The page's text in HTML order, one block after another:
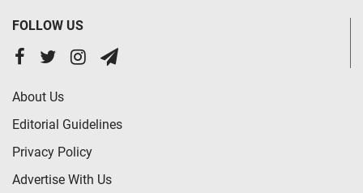
FOLLOW US
About Us
Editorial Guidelines
Privacy Policy
Advertise With Us